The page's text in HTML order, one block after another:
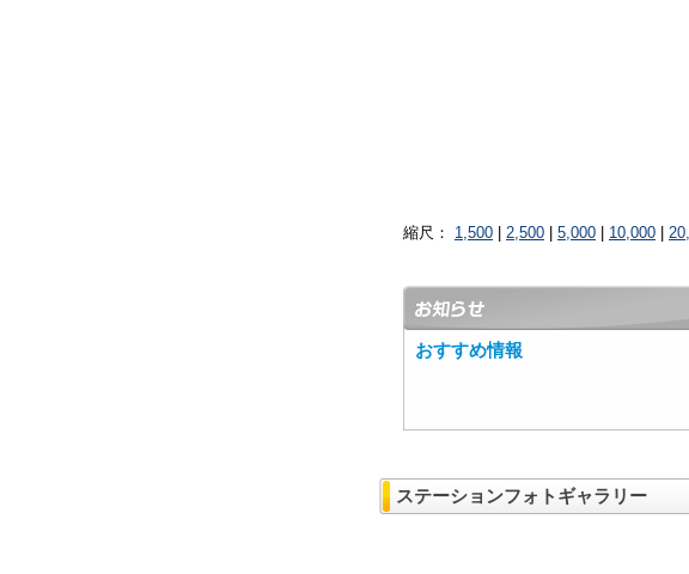
縮尺： 1,500 2,500 5,000 10,000
おすすめ情報
ステーションフォトギャラリー